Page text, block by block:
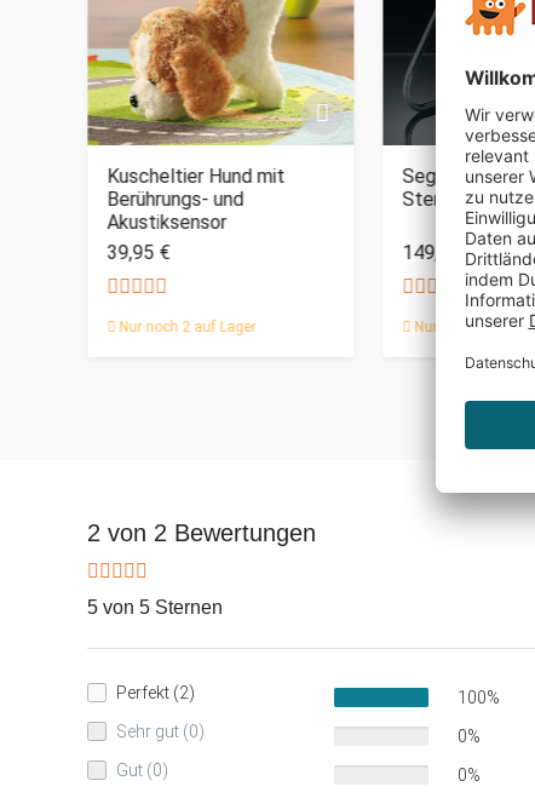
Kuscheltier Hund mit
Berührungs- und
Akustiksensor
39,95 €
Nur noch 2 auf Lager
Sega Toys
149,95 €
Nur noch 2 auf
2 von 2 Bewertungen
5 von 5 Sternen
Perfekt (2)
100%
Sehr gut (0)
0%
Gut (0)
0%